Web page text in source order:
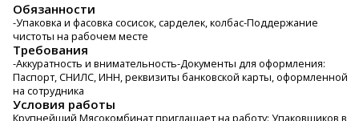
Обязанности
-Упаковка и фасовка сосисок, сарделек, колбас-Поддержание
чистоты на рабочем месте
Требования
-Аккуратность и внимательность-Документы для оформления:
Паспорт, СНИЛС, ИНН, реквизиты банковской карты, оформленной
на сотрудника
Условия работы
Крупнейший Мясокомбинат приглашает на работу: Упаковщиков в